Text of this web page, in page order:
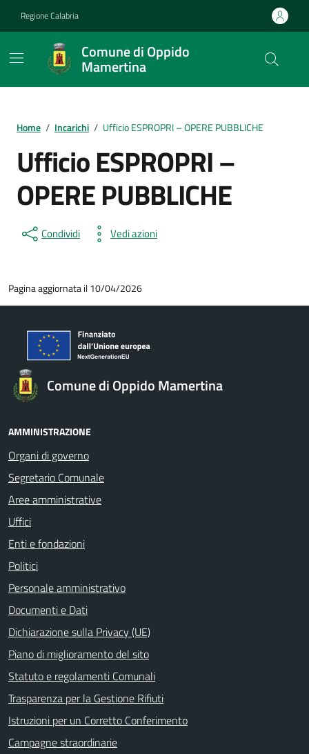
Regione Calabria
Comune di Oppido
Mamertina
Home / Incarichi / Ufficio ESPROPRI – OPERE PUBBLICHE
Ufficio ESPROPRI –
OPERE PUBBLICHE
Condividi Vedi azioni
Pagina aggiornata il 10/04/2026
Comune di Oppido Mamertina
AMMINISTRAZIONE
Organi di governo
Segretario Comunale
Aree amministrative
Uffici
Enti e fondazioni
Politici
Personale amministrativo
Documenti e Dati
Dichiarazione sulla Privacy (UE)
Piano di miglioramento del sito
Statuto e regolamenti Comunali
Trasparenza per la Gestione Rifiuti
Istruzioni per un Corretto Conferimento
Campagne straordinarie